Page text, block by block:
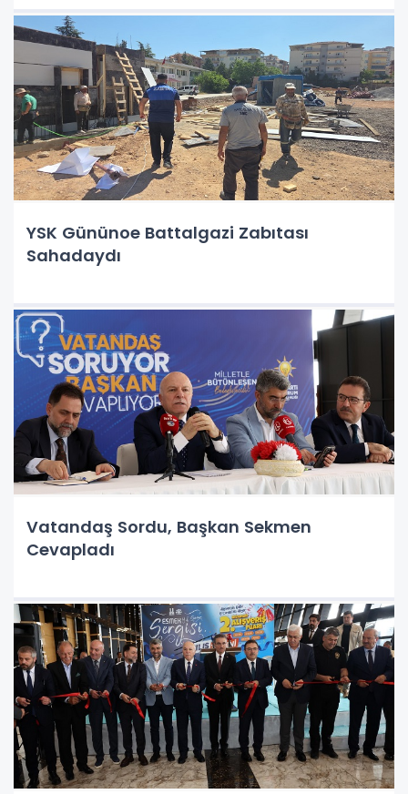
YSK Gününoe Battalgazi Zabıtası
Sahadaydı
Vatandaş Sordu, Başkan Sekmen
Cevapladı